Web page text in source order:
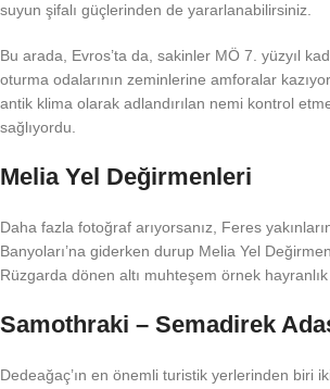
suyun şifalı güçlerinden de yararlanabilirsiniz.
Bu arada, Evros’ta da, sakinler MÖ 7. yüzyıl
oturma odalarının zeminlerine amforalar
antik klima olarak adlandırılan nemi kontrol
sağlıyordu.
Melia Yel Değirmenleri
Daha fazla fotoğraf arıyorsanız, Feres
Banyoları’na giderken durup Melia Yel
Rüzgarda dönen altı muhteşem örnek
Samothraki – Semadirek
Dedeağaç’ın en önemli turistik yerlerinden biri